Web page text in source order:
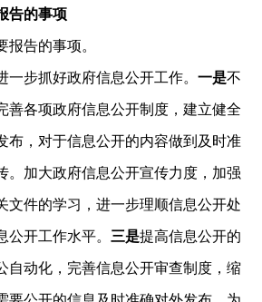
告的事项
告的事项。
步抓好政府信息公开工作。 一是不
善各项政府信息公开制度，建立健全
布，对于信息公开的内容做到及时准
。加大政府信息公开宣传力度，加强
文件的学习，进一步理顺信息公开处
开工作水平。 三是提高信息公开的
自动化，完善信息公开审查制度，缩